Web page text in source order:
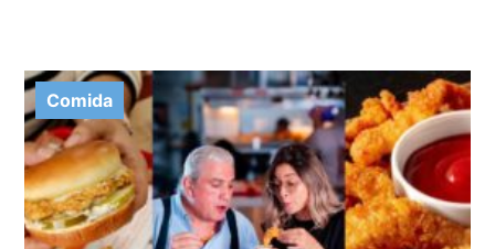
Comida